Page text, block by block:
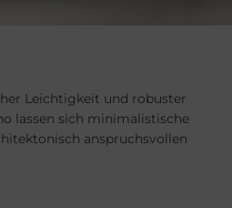
Leichtigkeit und robuster
lassen sich minimalistische
anspruchsvollen